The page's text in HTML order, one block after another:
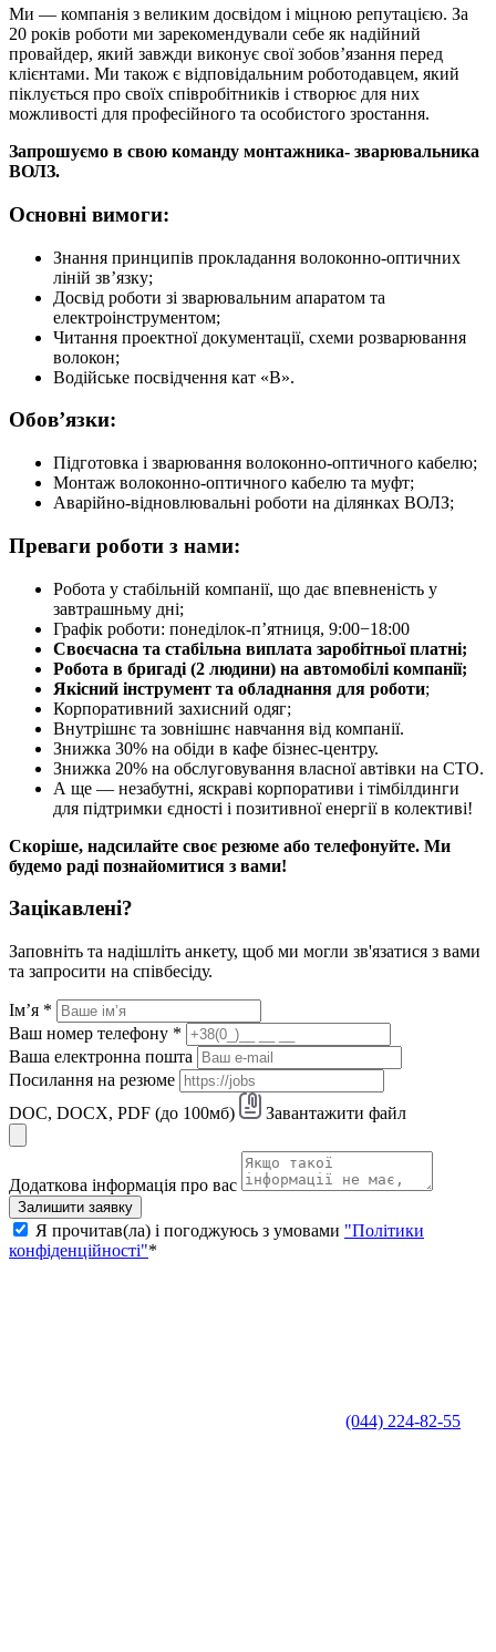
Ми — компанія з великим досвідом і міцною репутацією. За
20 років роботи ми зарекомендували себе як надійний
провайдер, який завжди виконує свої зобов’язання перед
клієнтами. Ми також є відповідальним роботодавцем, який
піклується про своїх співробітників і створює для них
можливості для професійного та особистого зростання.
Запрошуємо в свою команду монтажника- зварювальника
ВОЛЗ.
Основні вимоги:
Знання принципів прокладання волоконно-оптичних
ліній зв’язку;
Досвід роботи зі зварювальним апаратом та
електроінструментом;
Читання проектної документації, схеми розварювання
волокон;
Водійське посвідчення кат «В».
Обов’язки:
Підготовка і зварювання волоконно-оптичного кабелю;
Монтаж волоконно-оптичного кабелю та муфт;
Аварійно-відновлювальні роботи на ділянках ВОЛЗ;
Преваги роботи з нами:
Робота у стабільній компанії, що дає впевненість у
завтрашньму дні;
Графік роботи: понеділок-п’ятниця, 9:00−18:00
Своєчасна та стабільна виплата заробітньої платні;
Робота в бригаді (2 людини) на автомобілі компанії;
Якісний інструмент та обладнання для роботи;
Корпоративний захисний одяг;
Внутрішнє та зовнішнє навчання від компанії.
Знижка 30% на обіди в кафе бізнес-центру.
Знижка 20% на обслуговування власної автівки на СТО.
А ще — незабутні, яскраві корпоративи і тімбілдинги
для підтримки єдності і позитивної енергії в колективі!
Скоріше, надсилайте своє резюме або телефонуйте. Ми
будемо раді познайомитися з вами!
Зацікавлені?
Заповніть та надішліть анкету, щоб ми могли зв'язатися з вами
та запросити на співбесіду.
Ім’я *
Ваш номер телефону *
Ваша електронна пошта
Посилання на резюме
DOC, DOCX, PDF (до 100мб)
Завантажити файл
Додаткова інформація про вас
Залишити заявку
Я прочитав(ла) і погоджуюсь з умовами "Політики
конфіденційності"*
(044) 224-82-55